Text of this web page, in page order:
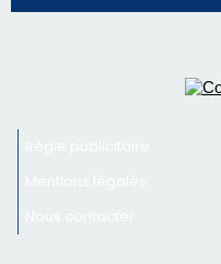
Nous contacter